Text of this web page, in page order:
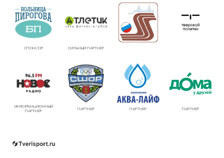
СПОНСОР СИЛЬНЫЙ ПАРТНЕР
ИНФОРМАЦИОННЫЙ
ПАРТНЕР
ПАРТНЕР ПАРТНЕР ПАРТНЕР